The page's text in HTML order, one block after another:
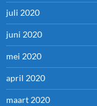
juli 2020
juni 2020
mei 2020
april 2020
maart 2020